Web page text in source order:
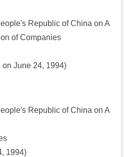
Republic of China on A
of Companies
June 24, 1994)
Republic of China on A
1994)